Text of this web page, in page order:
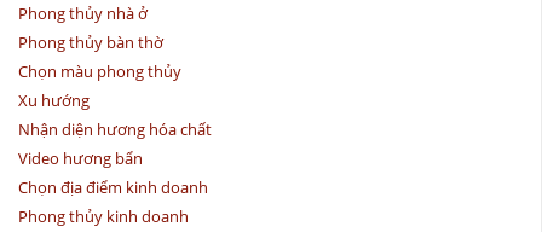
Phong thủy nhà ở
Phong thủy bàn thờ
Chọn màu phong thủy
Xu hướng
Nhận diện hương hóa chất
Video hương bẩn
Chọn địa điểm kinh doanh
Phong thủy kinh doanh